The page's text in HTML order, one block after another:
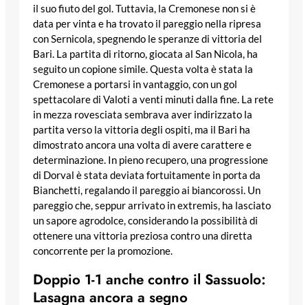
il suo fiuto del gol. Tuttavia, la Cremonese non si è
data per vinta e ha trovato il pareggio nella ripresa
con Sernicola, spegnendo le speranze di vittoria del
Bari. La partita di ritorno, giocata al San Nicola, ha
seguito un copione simile. Questa volta è stata la
Cremonese a portarsi in vantaggio, con un gol
spettacolare di Valoti a venti minuti dalla fine. La rete
in mezza rovesciata sembrava aver indirizzato la
partita verso la vittoria degli ospiti, ma il Bari ha
dimostrato ancora una volta di avere carattere e
determinazione. In pieno recupero, una progressione
di Dorval è stata deviata fortuitamente in porta da
Bianchetti, regalando il pareggio ai biancorossi. Un
pareggio che, seppur arrivato in extremis, ha lasciato
un sapore agrodolce, considerando la possibilità di
ottenere una vittoria preziosa contro una diretta
concorrente per la promozione.
Doppio 1-1 anche contro il Sassuolo:
Lasagna ancora a segno